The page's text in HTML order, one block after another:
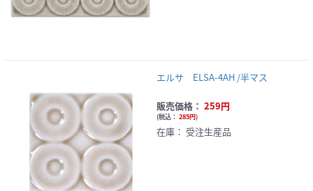
エルサ ELSA-4AH /半マス
販売価格： 259円
(税込： 285円)
在庫： 受注生産品